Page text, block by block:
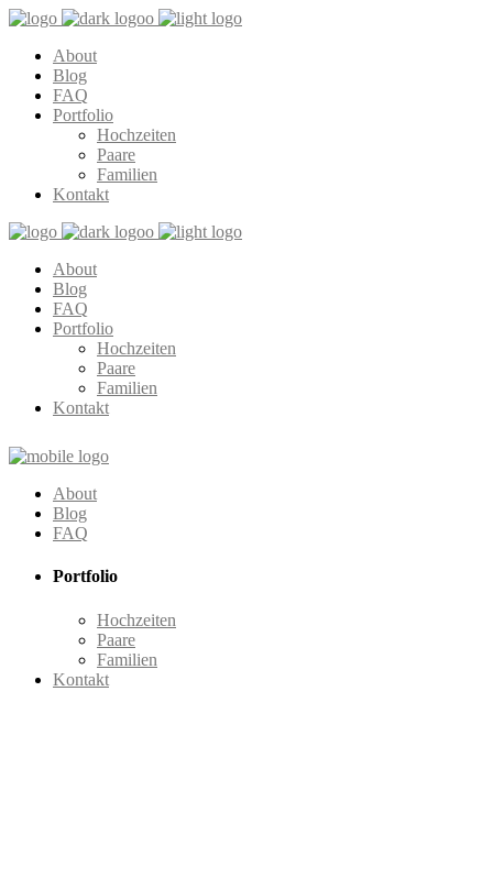
About
Blog
FAQ
Portfolio
Hochzeiten
Paare
Familien
Kontakt
About
Blog
FAQ
Portfolio
Hochzeiten
Paare
Familien
Kontakt
About
Blog
FAQ
Portfolio
Hochzeiten
Paare
Familien
Kontakt